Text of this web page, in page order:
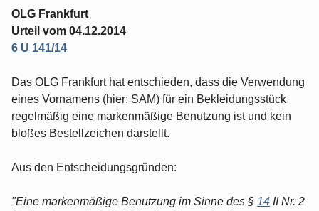
OLG Frankfurt
Urteil vom 04.12.2014
6 U 141/14
Das OLG Frankfurt hat entschieden, dass die Verwendung
eines Vornamens (hier: SAM) für ein Bekleidungsstück
regelmäßig eine markenmäßige Benutzung ist und kein
bloßes Bestellzeichen darstellt.
Aus den Entscheidungsgründen:
"Eine markenmäßige Benutzung im Sinne des § 14 II Nr. 2